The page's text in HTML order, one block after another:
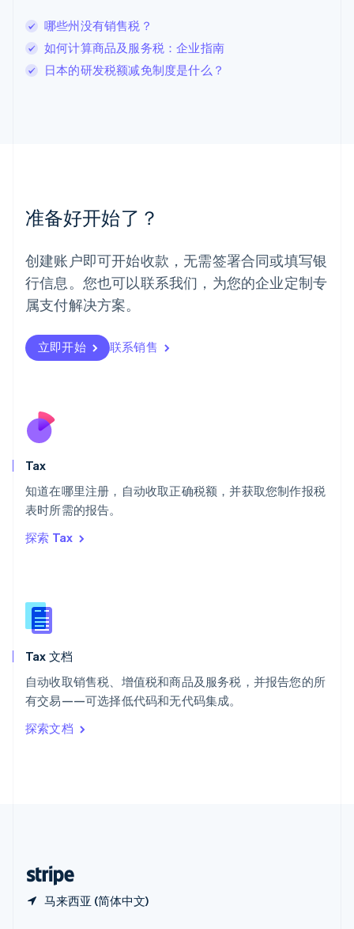
哪些州没有销售税？
如何计算商品及服务税：企业指南
日本的研发税额减免制度是什么？
准备好开始了？
创建账户即可开始收款，无需签署合同或填写银
行信息。您也可以联系我们，为您的企业定制专
属支付解决方案。
立即开始 联系销售
Tax
知道在哪里注册，自动收取正确税额，并获取您制作报税
表时所需的报告。
探索 Tax
Tax 文档
自动收取销售税、增值税和商品及服务税，并报告您的所
有交易——可选择低代码和无代码集成。
探索文档
马来西亚 (简体中文)
DeutschEnglish
卢森堡
Français Deutsch English
罗马尼亚
墨西哥
EspañolEnglish
English
葡萄牙
PortuguêsEnglish
日本
瑞典
Svenska English
瑞士
English
斯洛伐克
泰国
ไทยEnglish
English
English
新西兰
匈牙利
意大利
ItalianoEnglish
印度
English